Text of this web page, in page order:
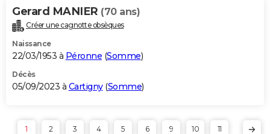
Gerard MANIER (70 ans)
Créer une cagnotte obsèques
Naissance
22/03/1953 à Péronne (Somme)
Décès
05/09/2023 à Cartigny(Somme)
1 2 3 4 5 6 9 10 11